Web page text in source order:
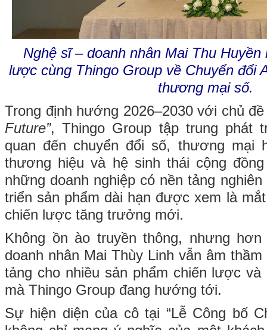
Nghệ sĩ – doanh nhân Mai Thu
lược cùng Thingo Group về Chuyển đổi
thương mại số.
Trong định hướng 2026–2030 với chủ
Future”, Thingo Group tập trung phát
quan đến chuyển đổi số, thương mại
thương hiệu và hệ sinh thái cộng
những doanh nghiệp có nền tảng
triển sản phẩm dài hạn được xem là
chiến lược tăng trưởng mới.
Không ồn ào truyền thông, nhưng
doanh nhân Mai Thùy Linh vẫn âm
tảng cho nhiều sản phẩm chiến lược
mà Thingo Group đang hướng tới.
Sự hiện diện của cô tại “Lễ Công bố